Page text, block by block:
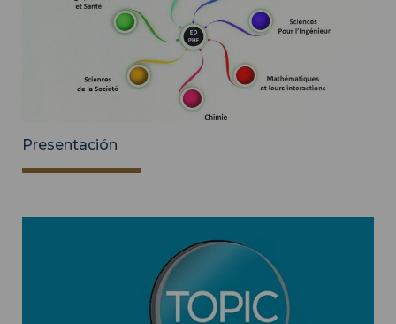
Presentación